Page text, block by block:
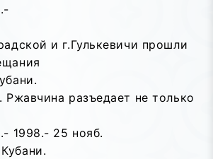
и г.Гулькевичи прошли
разъедает не только
1998.- 25 нояб.